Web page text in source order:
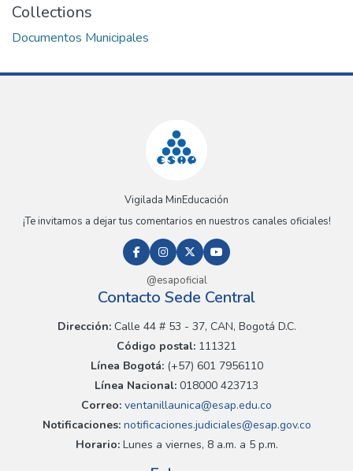
Collections
Documentos Municipales
Vigilada MinEducación
¡Te invitamos a dejar tus comentarios en nuestros canales oficiales!
@esapoficial
Contacto Sede Central
Dirección:Calle 44 # 53 - 37, CAN, Bogotá D.C.
Código postal: 111321
Línea Bogotá:(+57) 601 7956110
Línea Nacional: 018000 423713
Correo: ventanillaunica@esap.edu.co
Notificaciones:notificaciones.judiciales@esap.gov.co
Horario:Lunes a viernes, 8 a.m. a 5 p.m.